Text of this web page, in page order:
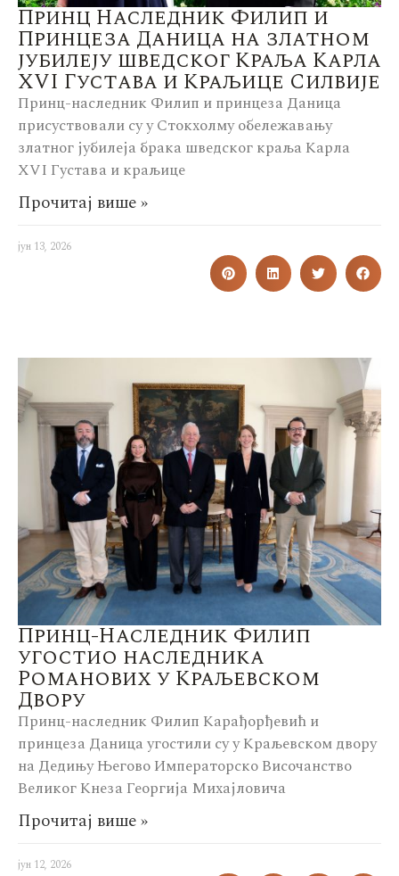
Принц Наследник Филип и
Принцеза Даница на златном
јубилеју шведског Краља Карла
XVI Густава и Краљице Силвије
Принц-наследник Филип и принцеза Даница
присуствовали су у Стокхолму обележавању
златног јубилеја брака шведског краља Карла
XVI Густава и краљице
Прочитај више »
јун 13, 2026
Принц-Наследник Филип
угостио наследника
Романових у Краљевском
Двору
Принц-наследник Филип Карађорђевић и
принцеза Даница угостили су у Краљевском двору
на Дедињу Његово Императорско Височанство
Великог Кнеза Георгија Михајловича
Прочитај више »
јун 12, 2026